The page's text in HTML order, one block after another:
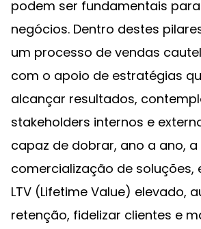
podem ser fundamentais
negócios. Dentro destes
um processo de vendas
com o apoio de estratégias
alcançar resultados,
stakeholders internos e
capaz de dobrar, ano a ano, a
comercialização de soluções,
LTV (Lifetime Value) elevado,
retenção, fidelizar clientes e